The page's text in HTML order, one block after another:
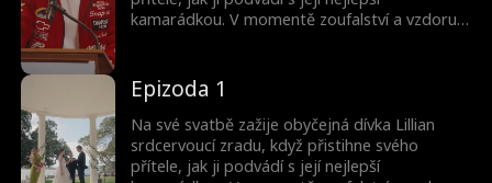
kamarádkou. V momentě zoufalství a vzdoru
mechanika Lucu, který stojí vedle ní. Místo aby
se jejich manželství stalo břemenem,
rozkvétá, když společně procházejí sérií
sladkých, nečekaných okamžiků a překonávají
výzvy. K Lillianinu překvapení Luca není jen
Epizoda 1
Na své svatbě zažije obyčejná dívka Lillian
srdcervoucí zradu, když přistihne svého
přítele, jak ji podvádí s její nejlepší